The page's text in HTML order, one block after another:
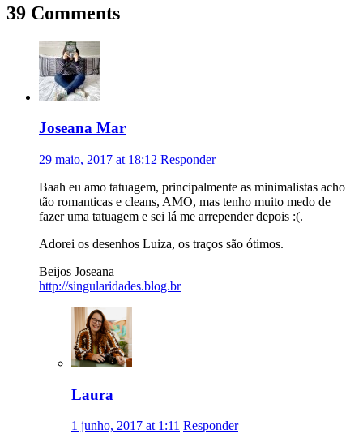
39 Comments
Joseana Mar
29 maio, 2017 at 18:12 Responder
Baah eu amo tatuagem, principalmente as minimalistas acho
tão romanticas e cleans, AMO, mas tenho muito medo de
fazer uma tatuagem e sei lá me arrepender depois :(.
Adorei os desenhos Luiza, os traços são ótimos.
Beijos Joseana
http://singularidades.blog.br
Laura
1 junho, 2017 at 1:11 Responder